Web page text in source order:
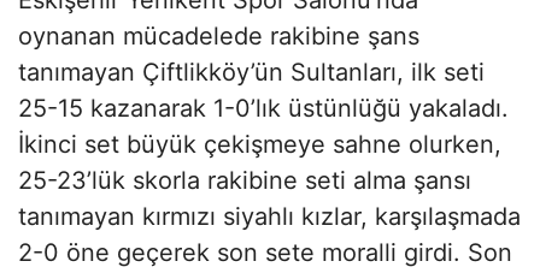
oynanan mücadelede rakibine şans
tanımayan Çiftlikköy’ün Sultanları, ilk seti
25-15 kazanarak 1-0’lık üstünlüğü yakaladı.
İkinci set büyük çekişmeye sahne olurken,
25-23’lük skorla rakibine seti alma şansı
tanımayan kırmızı siyahlı kızlar, karşılaşmada
2-0 öne geçerek son sete moralli girdi. Son